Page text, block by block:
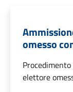
omesso
elettore